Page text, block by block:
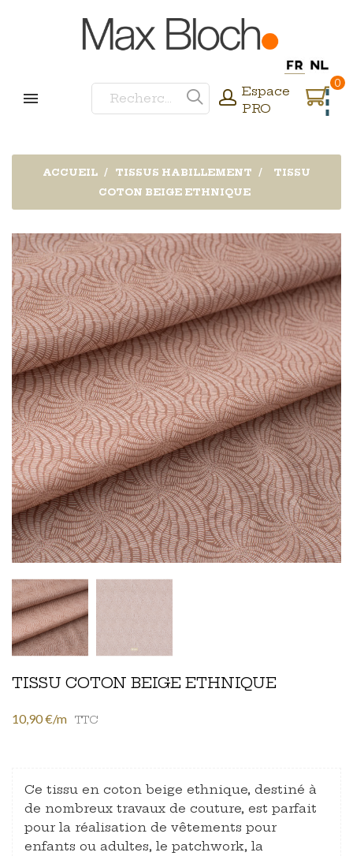
Espace
PRO
0
ACCUEIL TISSUS HABILLEMENT
TISSU
COTON BEIGE ETHNIQUE
TISSU COTON BEIGE ETHNIQUE
10,90 €/m TTC
Ce tissu en coton beige ethnique, destiné à
de nombreux travaux de couture, est parfait
pour la réalisation de vêtements pour
enfants ou adultes, le patchwork, la